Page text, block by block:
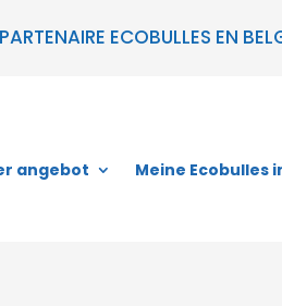
ECOBULLES EN
angebot Meine Ecobulles